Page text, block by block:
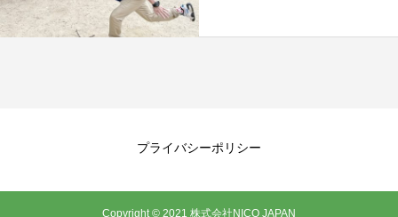
プライバシーポリシー
Copyright © 2021 株式会社NICO JAPAN